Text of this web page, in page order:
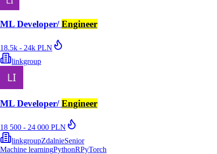
ML Developer/Engineer
18.5k - 24k PLN
linkgroup
ML Developer/Engineer
18 500 - 24 000 PLN
linkgroupZdalnieSenior
Machine learningPythonRPyTorch